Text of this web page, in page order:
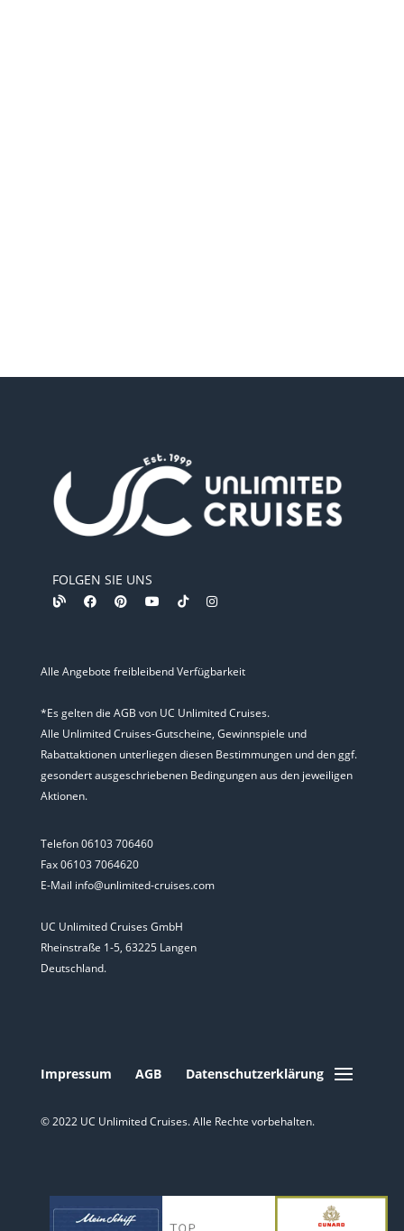
FOLGEN SIE UNS
Alle Angebote freibleibend Verfügbarkeit
*Es gelten die AGB von UC Unlimited Cruises.
Alle Unlimited Cruises-Gutscheine, Gewinnspiele und
Rabattaktionen unterliegen diesen Bestimmungen und den ggf.
gesondert ausgeschriebenen Bedingungen aus den jeweiligen
Aktionen.
Telefon 06103 706460
Fax 06103 7064620
E-Mail info@unlimited-cruises.com
UC Unlimited Cruises GmbH
Rheinstraße 1-5, 63225 Langen
Deutschland.
Impressum AGB Datenschutzerklärung
© 2022 UC Unlimited Cruises. Alle Rechte vorbehalten.